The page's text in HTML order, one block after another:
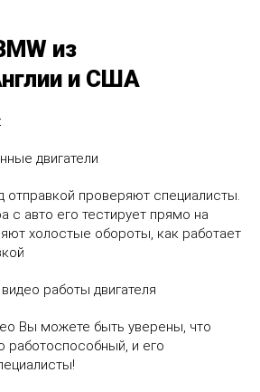
из
и США
двигатели
проверяют специалисты.
с авто его тестирует прямо на
холостые обороты, как работает
работы двигателя
Вы можете быть уверены, что
работоспособный, и его